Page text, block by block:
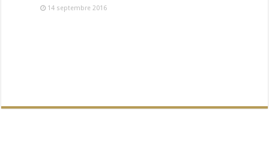
14 septembre 2016